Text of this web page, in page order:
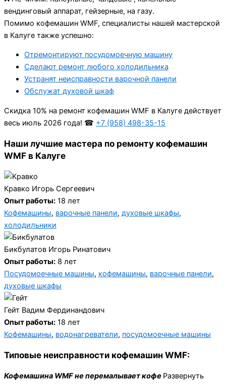
вендинговый аппарат, гейзерные, на газу.
Помимо кофемашин WMF, специалисты нашей мастерской
в Калуге также успешно:
Отремонтируют посудомоечную машину
Сделают ремонт любого холодильника
Устранят неисправности варочной панели
Обслужат духовой шкаф
Cкидка 10% на ремонт кофемашин WMF в Калуге действует
весь июль 2026 года! ☎ +7 (958) 498-35-15
Наши лучшие мастера по ремонту кофемашин
WMF в Калуге
Кравко Игорь Сергеевич
Опыт работы: 18 лет
Кофемашины, варочные панели, духовые шкафы,
холодильники
Бикбулатов Игорь Ринатович
Опыт работы: 8 лет
Посудомоечные машины, кофемашины, варочные панели,
духовые шкафы
Гейт Вадим Фердинандович
Опыт работы: 18 лет
Кофемашины, водонагреватели, посудомоечные машины
Типовые неисправности кофемашин WMF:
Кофемашина WMF не перемалывает кофе Развернуть